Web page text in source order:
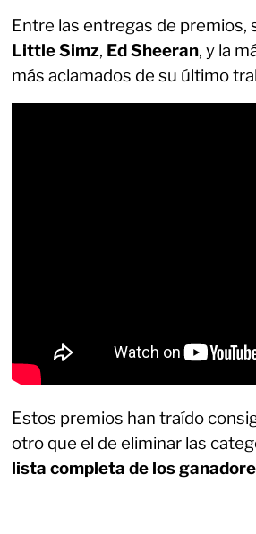
Entre las entregas de premios,
Little Simz, Ed Sheeran, y la
más aclamados de su último
Estos premios han traído
otro que el de eliminar las
lista completa de los